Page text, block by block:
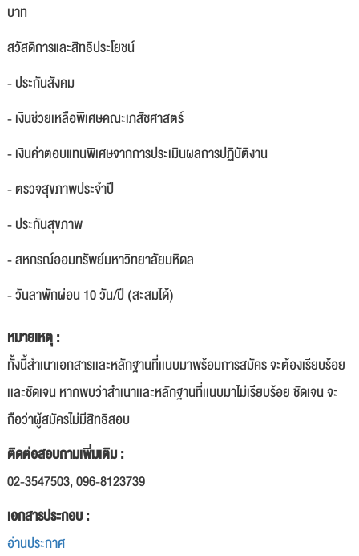
บาท
สวัสดิการและสิทธิประโยชน์
- ประกันสังคม
- เงินช่วยเหลือพิเศษคณะเภสัชศาสตร์
- เงินค่าตอบแทนพิเศษจากการประเมินผลการปฏิบัติงาน
- ตรวจสุขภาพประจำปี
- ประกันสุขภาพ
- สหกรณ์ออมทรัพย์มหาวิทยาลัยมหิดล
- วันลาพักผ่อน 10 วัน/ปี (สะสมได้)
หมายเหตุ :
ทั้งนี้สำเนาเอกสารเเละหลักฐานที่เเนบมาพร้อมการสมัคร จะต้องเรียบร้อย
เเละชัดเจน หากพบว่าสำเนาเเละหลักฐานที่เเนบมาไม่เรียบร้อย ชัดเจน จะ
ถือว่าผู้สมัครไม่มีสิทธิสอบ
ติดต่อสอบถามเพิ่มเติม :
02-3547503, 096-8123739
เอกสารประกอบ :
อ่านประกาศ